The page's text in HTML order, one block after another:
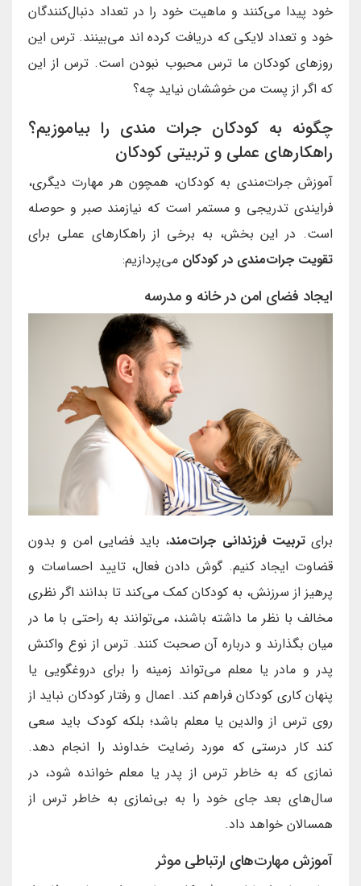
خود پیدا می‌کنند و ماهیت خود را در تعداد دنبال‌کنندگان
خود و تعداد لایکی که دریافت کرده اند می‌بینند. ترس این
روزهای کودکان ما ترس محبوب نبودن است. ترس از این
که اگر از پست من خوششان نیاید چه؟
چگونه به کودکان جرات مندی را بیاموزیم؟
راهکارهای عملی و تربیتی کودکان
آموزش جرات‌مندی به کودکان، همچون هر مهارت دیگری،
فرایندی تدریجی و مستمر است که نیازمند صبر و حوصله
است. در این بخش، به برخی از راهکارهای عملی برای
تقویت جرات‌مندی در کودکان می‌پردازیم:
ایجاد فضای امن در خانه و مدرسه
برایتربیت فرزندانی جرات‌مند، باید فضایی امن و بدون
قضاوت ایجاد کنیم. گوش دادن فعال، تایید احساسات و
پرهیز از سرزنش، به کودکان کمک می‌کند تا بدانند اگر نظری
مخالف با نظر ما داشته باشند، می‌توانند به راحتی با ما در
میان بگذارند و درباره آن صحبت کنند. ترس از نوع واکنش
پدر و مادر یا معلم می‌تواند زمینه را برای دروغگویی یا
پنهان کاری کودکان فراهم کند. اعمال و رفتار کودکان نباید از
روی ترس از والدین یا معلم باشد؛ بلکه کودک باید سعی
کند کار درستی که مورد رضایت خداوند را انجام دهد.
نمازی که به خاطر ترس از پدر یا معلم خوانده شود، در
سال‌های بعد جای خود را به بی‌نمازی به خاطر ترس از
همسالان خواهد داد.
آموزش مهارت‌های ارتباطی موثر